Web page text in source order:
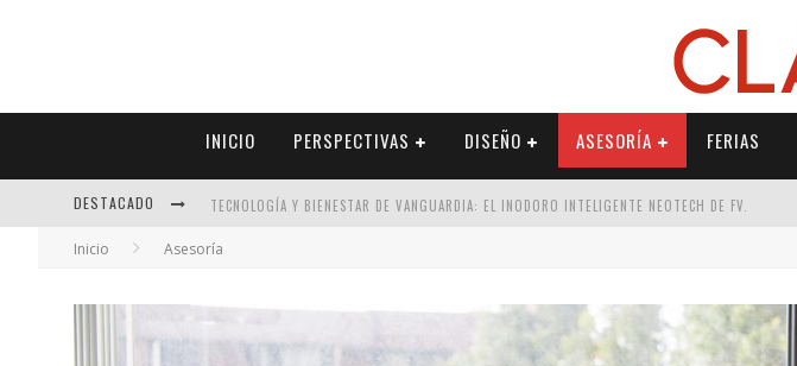
INICIO PERSPECTIVAS DISEÑO ASESORÍA FERIAS
DESTACADO TECNOLOGÍA Y BIENESTAR DE VANGUARDIA: EL INODORO INTELIGENTE NEOTECH DE FV.
SECTOR INMOBILIARIO – RECUPERACIÓN A PASO FIRME
ALEXANDRA BEDOYA – LA CONSTANCIA DETRÁS DE LA PALETERÍA
EL DESPERTAR DE LA CALIDEZ: ACABADOS DORADOS DE FV PARA ELEVAR TU ESPACIO
Inicio Asesoría